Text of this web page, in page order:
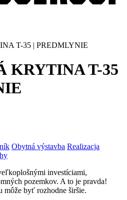
T-35 | PREDMLYNIE
KRYTINA T-35
Obytná výstavba Realizacja
investíciami,
pozemkov. A to je pravda!
môže byť rozhodne širšie.